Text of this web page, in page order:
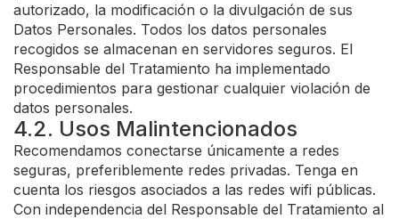
autorizado, la modificación o la divulgación de sus
Datos Personales. Todos los datos personales
recogidos se almacenan en servidores seguros. El
Responsable del Tratamiento ha implementado
procedimientos para gestionar cualquier violación de
datos personales.
4.2. Usos Malintencionados
Recomendamos conectarse únicamente a redes
seguras, preferiblemente redes privadas. Tenga en
cuenta los riesgos asociados a las redes wifi públicas.
Con independencia del Responsable del Tratamiento al